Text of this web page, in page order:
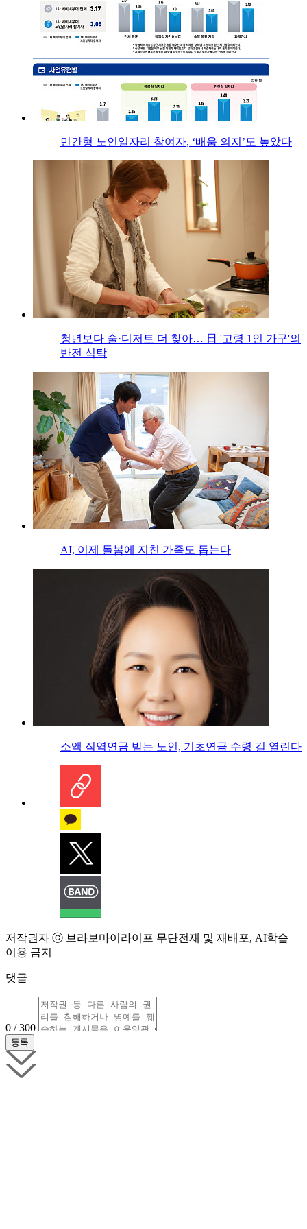
민간형 노인일자리 참여자, ‘배움 의지’도 높았다
청년보다 술·디저트 더 찾아… 日 '고령 1인 가구'의
반전 식탁
AI, 이제 돌봄에 지친 가족도 돕는다
소액 직역연금 받는 노인, 기초연금 수령 길 열린다
저작권자 ⓒ 브라보마이라이프 무단전재 및 재배포, AI학습
이용 금지
댓글
0 / 300